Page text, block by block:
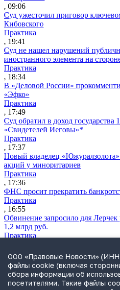
, 09:06
Суд ужесточил приговор
Кибовского
Практика
, 19:41
Суд не нашел нарушений
иностранного элемента на
Практика
, 18:34
В «Деловой России»
«Эфко»
Практика
, 17:49
Суд обратил в доход государства
«Свидетелей Иеговы»*
Практика
, 17:37
Новый владелец
акций у миноритариев
Практика
, 17:36
ФНС просит прекратить
Практика
, 16:55
Обвинение запросило для
1,2 млрд руб.
Практика
Суд подтвердил право фермера
сельхозучастка
Практика
, 15:49
ВС разъяснил, кто несет
ООО «Правовые Новости» (ИНН
файлы cookie (включая
сбора информации об
посетителями. Такие файлы